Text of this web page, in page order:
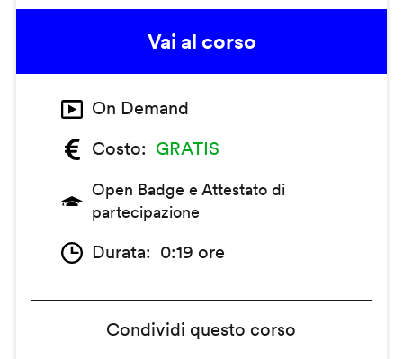
Vai al corso
On Demand
Costo
GRATIS
Open Badge e Attestato di
partecipazione
Durata 0:19 ore
Condividi questo corso